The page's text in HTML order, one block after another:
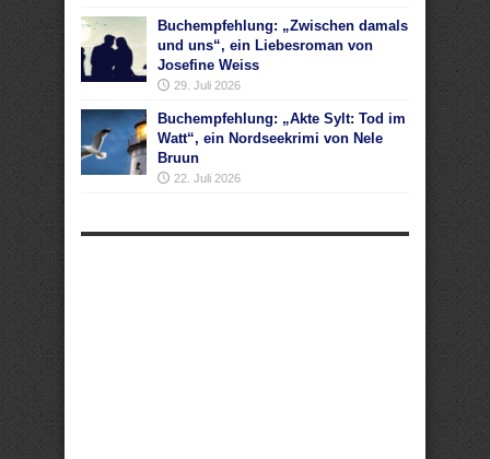
Buchempfehlung: „Zwischen damals
und uns“, ein Liebesroman von
Josefine Weiss
29. Juli 2026
Buchempfehlung: „Akte Sylt: Tod im
Watt“, ein Nordseekrimi von Nele
Bruun
22. Juli 2026